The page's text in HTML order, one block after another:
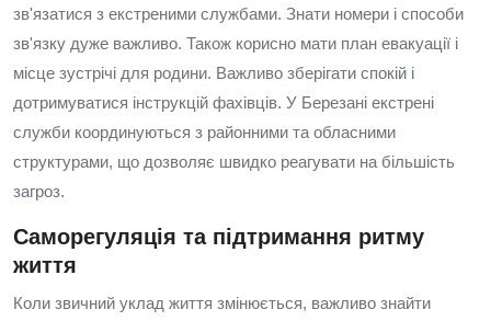
зв'язатися з екстреними службами. Знати номери і способи
зв'язку дуже важливо. Також корисно мати план евакуації і
місце зустрічі для родини. Важливо зберігати спокій і
дотримуватися інструкцій фахівців. У Березані екстрені
служби координуються з районними та обласними
структурами, що дозволяє швидко реагувати на більшість
загроз.
Саморегуляція та підтримання ритму
життя
Коли звичний уклад життя змінюється, важливо знайти